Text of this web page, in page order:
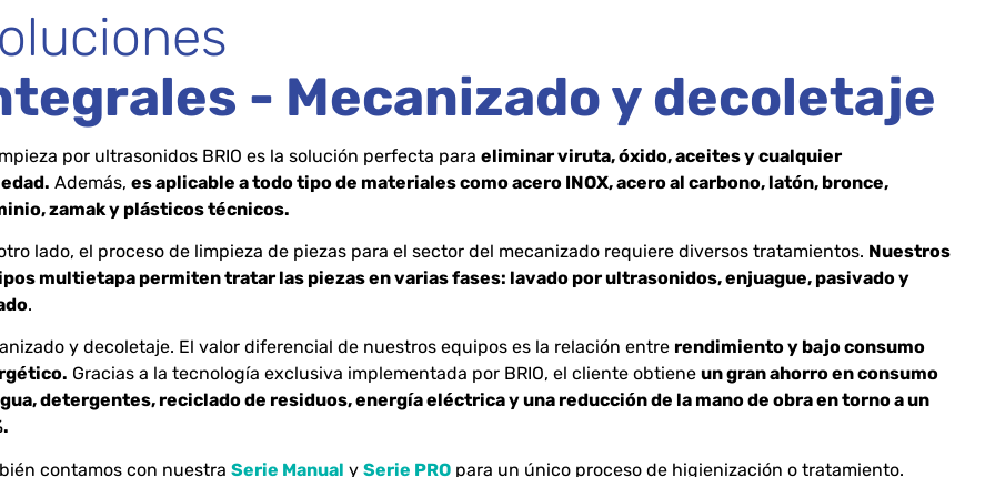
- Mecanizado y decoletaje
por ultrasonidos BRIO es la solución perfecta para eliminar viruta, óxido, aceites y cualquier
Además, es aplicable a todo tipo de materiales como acero INOX, acero al carbono, latón, bronce,
zamak y plásticos técnicos.
lado, el proceso de limpieza de piezas para el sector del mecanizado requiere diversos tratamientos. Nuestros
multietapa permiten tratar las piezas en varias fases: lavado por ultrasonidos, enjuague, pasivado y
.
y decoletaje. El valor diferencial de nuestros equipos es la relación entre rendimiento y bajo consumo
Gracias a la tecnología exclusiva implementada por BRIO, el cliente obtiene un gran ahorro en consumo
detergentes, reciclado de residuos, energía eléctrica y una reducción de la mano de obra en torno a un
contamos con nuestra Serie Manual y Serie PROpara un único proceso de higienización o tratamiento.